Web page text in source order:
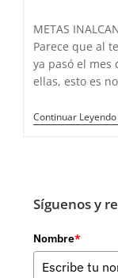
la
entrada:
METAS
Parece que al
ya pasó el mes
ellas, esto es
Continuar Leyendo
Síguenos y
Nombre*